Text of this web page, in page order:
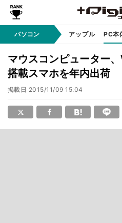
パソコンWindows アップル PC本
マウスコンピューター
搭載スマホを年内出荷
掲載日 2015/11/09 15:04